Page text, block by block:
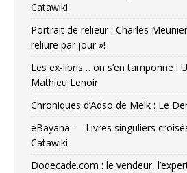
Catawiki
Portrait de relieur : Charles
reliure par jour »!
Les ex-libris… on s’en tamponne !
Mathieu Lenoir
Chroniques d’Adso de Melk : Le
eBayana — Livres singuliers
Catawiki
Dodecade.com : le vendeur,